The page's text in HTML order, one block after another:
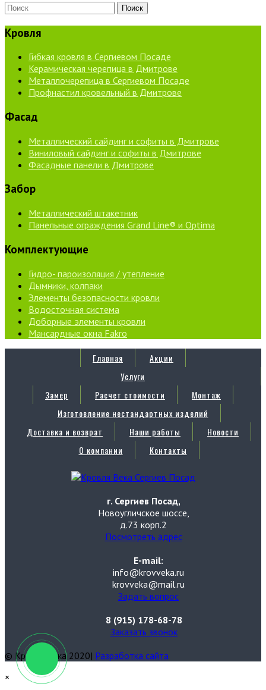
Кровля
Гибкая кровля в Сергиевом Посаде
Керамическая черепица в Дмитрове
Металлочерепица в Сергиевом Посаде
Профнастил кровельный в Дмитрове
Фасад
Металлический сайдинг и софиты в Дмитрове
Виниловый сайдинг и софиты в Дмитрове
Фасадные панели в Дмитрове
Забор
Металлический штакетник
Панельные ограждения Grand Line® и Optima
Комплектующие
Гидро- пароизоляция / утепление
Дымники, колпаки
Элементы безопасности кровли
Водосточная система
Доборные элементы кровли
Мансардные окна Fakro
Главная
Акции
Услуги
Замер
Расчет стоимости
Монтаж
Изготовление нестандартных изделий
Доставка и возврат
Наши работы
Новости
О компании
Контакты
г. Сергиев Посад,
Новоугличское шоссе,
д.73 корп.2
Посмотреть адрес
E-mail:
info@krovveka.ru
krovveka@mail.ru
Задать вопрос
8 (915) 178-68-78
Заказать звонок
© Кровля Века 2020| Разработка сайта
×